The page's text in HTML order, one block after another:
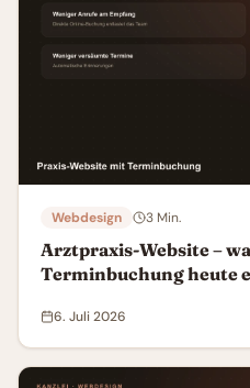
Webdesign 3 Min.
Arztpraxis-Website –
Terminbuchung heute
6. Juli 2026